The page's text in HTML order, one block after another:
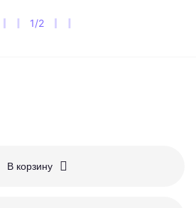
1/2
В корзину